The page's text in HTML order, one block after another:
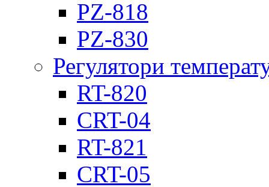
PZ-818
PZ-830
Регулятори
RT-820
CRT-04
RT-821
CRT-05